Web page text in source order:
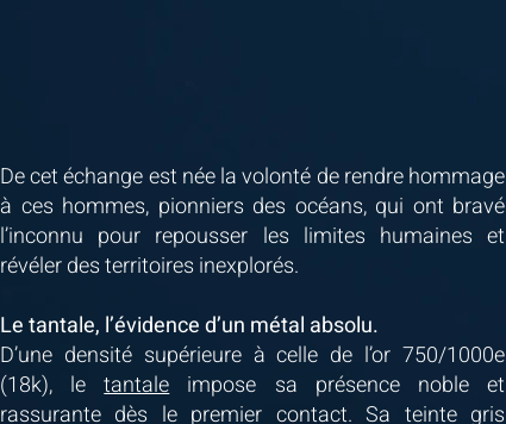
De cet échange est née la volonté de rendre hommage
à ces hommes, pionniers des océans, qui ont bravé
l’inconnu pour repousser les limites humaines et
révéler des territoires inexplorés.
Le tantale, l’évidence d’un métal absolu.
D’une densité supérieure à celle de l’or 750/1000e
(18k), letantaleimpose sa présence noble et
rassurante dès le premier contact. Sa teinte gris